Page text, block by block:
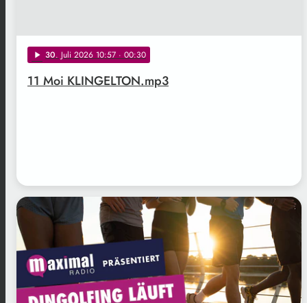
play_arrow 30. Juli 2026 10:57 · 00:30
11 Moi KLINGELTON.mp3
.